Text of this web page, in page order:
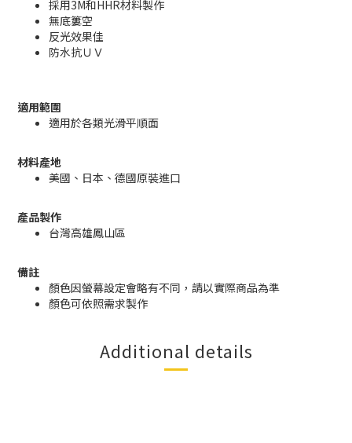
採用3M和HHR材料製作
無底簍空
反光效果佳
防水抗ＵＶ
適用範圍
適用於各類光滑平順面
材料產地
美國、日本、德國原裝進口
產品製作
台灣高雄鳳山區
備註
顏色因螢幕設定會略有不同，請以實際商品為準
顏色可依照需求製作
Additional details